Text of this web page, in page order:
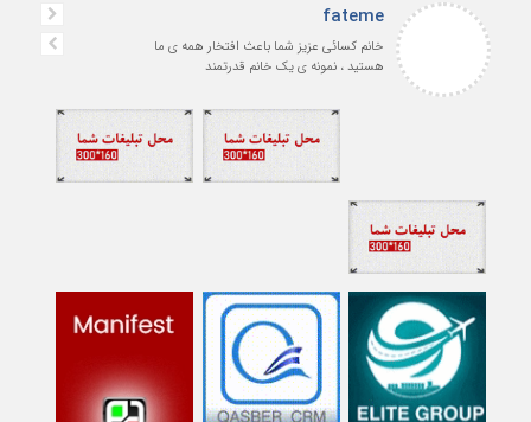
fateme
خانم کسائی عزیز شما باعث افتخار همه ی ما
هستید ، نمونه ی یک خانم قدرتمند